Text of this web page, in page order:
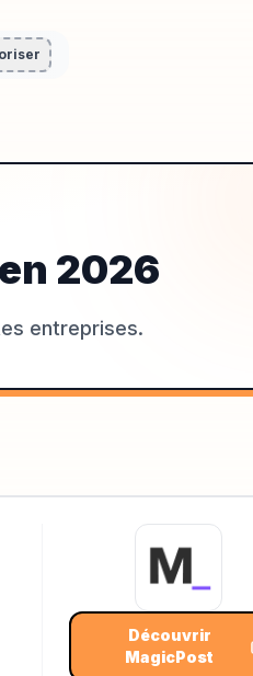
2026
entreprises.
Découvrir
MagicPost